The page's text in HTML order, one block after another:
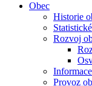
Obec
Historie
Rozvoj
Provoz